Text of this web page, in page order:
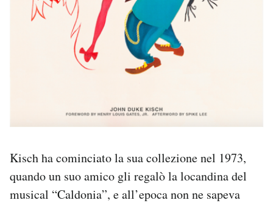
Kisch ha cominciato la sua collezione nel 1973,
quando un suo amico gli regalò la locandina del
musical “Caldonia”, e all’epoca non ne sapeva